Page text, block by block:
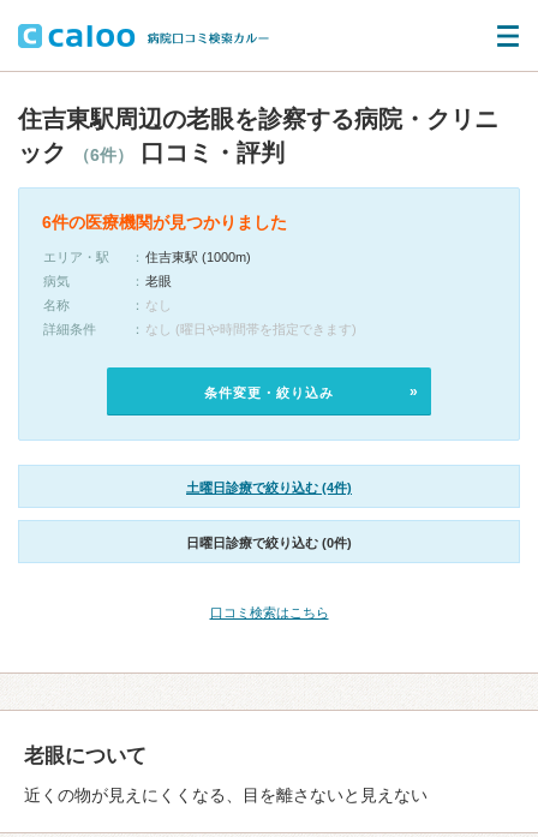
住吉東駅周辺の老眼を診察する病院・クリニ
ック
（6件） 口コミ・評判
6件の医療機関が見つかりました
エリア・駅
住吉東駅 (1000m)
病気
老眼
名称
なし
詳細条件
なし (曜日や時間帯を指定できます)
条件変更・絞り込み
土曜日診療で絞り込む (4件)
日曜日診療で絞り込む (0件)
口コミ検索はこちら
老眼について
近くの物が見えにくくなる、目を離さないと見えない